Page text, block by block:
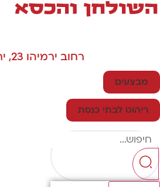
רחוב ירמיהו 23, ירושלים
מבצעים
ריהוט לבתי כנסת